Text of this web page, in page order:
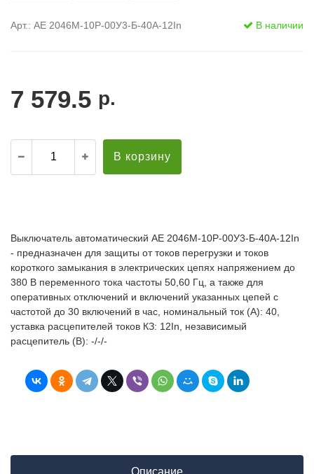
Арт.: АЕ 2046М-10Р-00У3-Б-40А-12In В наличии
7 579.5 р.
В корзину
Выключатель автоматический АЕ 2046М-10Р-00У3-Б-40А-12In
- предназначен для защиты от токов перегрузки и токов
короткого замыкания в электрических цепях напряжением до
380 В переменного тока частоты 50,60 Гц, а также для
оперативных отключений и включений указанных цепей с
частотой до 30 включений в час, номинальный ток (А): 40,
уставка расцепителей токов КЗ: 12In, независимый
расцепитель (В): -/-/-
Описание